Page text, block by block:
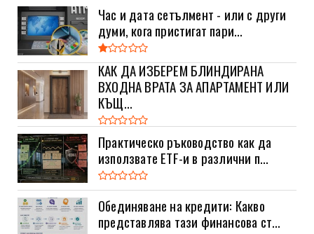
Час и дата сетълмент - или с други
думи, кога пристигат пари...
КАК ДА ИЗБЕРЕМ БЛИНДИРАНА
ВХОДНА ВРАТА ЗА АПАРТАМЕНТ ИЛИ
КЪЩ...
Практическо ръководство как да
използвате ETF-и в различни п...
Обединяване на кредити: Какво
представлява тази финансова ст...